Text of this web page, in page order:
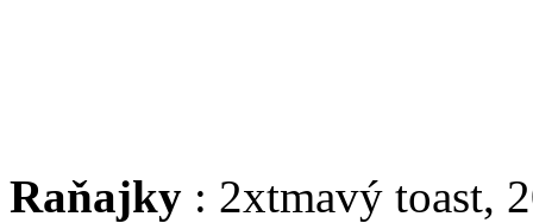
Raňajky : 2xtmavý toast,